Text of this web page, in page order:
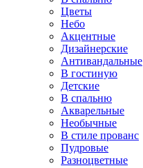
Цветы
Небо
Акцентные
Дизайнерские
Антивандальные
В гостиную
Детские
В спальню
Акварельные
Необычные
В стиле прованс
Пудровые
Разноцветные